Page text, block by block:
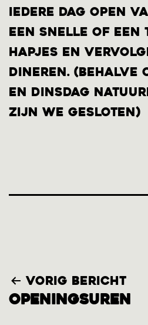
iedere dag open
een snelle of een
hapjes en
dineren. (behalve
en dinsdag
zijn we gesloten)
Bericht
navigatie
Vorig bericht
Openingsuren